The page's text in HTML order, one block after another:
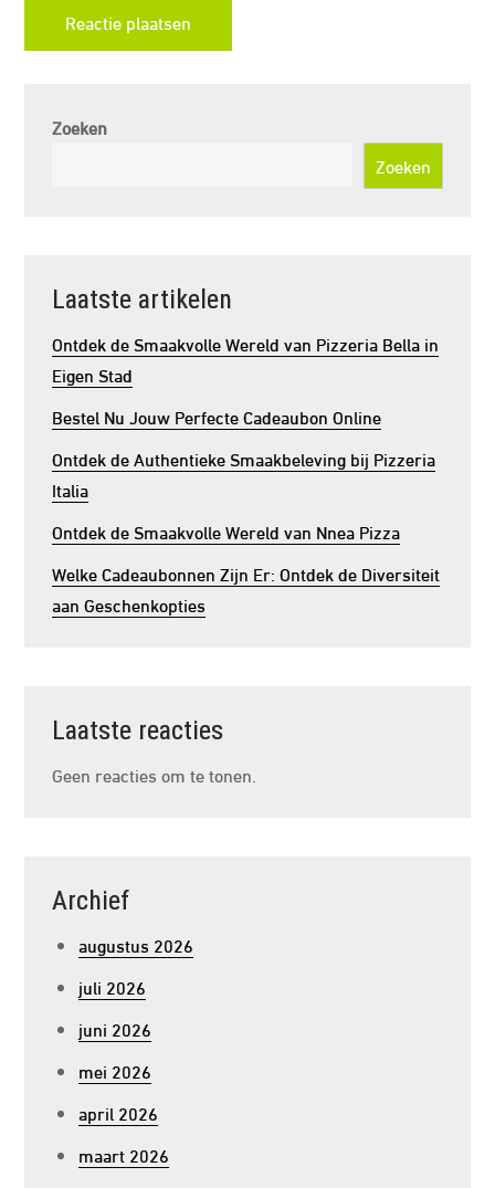
Zoeken
Zoeken
Laatste artikelen
Ontdek de Smaakvolle Wereld van Pizzeria Bella in
Eigen Stad
Bestel Nu Jouw Perfecte Cadeaubon Online
Ontdek de Authentieke Smaakbeleving bij Pizzeria
Italia
Ontdek de Smaakvolle Wereld van Nnea Pizza
Welke Cadeaubonnen Zijn Er: Ontdek de Diversiteit
aan Geschenkopties
Laatste reacties
Geen reacties om te tonen.
Archief
augustus 2026
juli 2026
juni 2026
mei 2026
april 2026
maart 2026